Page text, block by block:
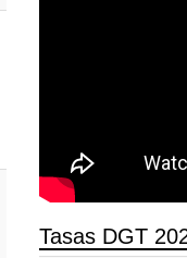
Tasas DGT